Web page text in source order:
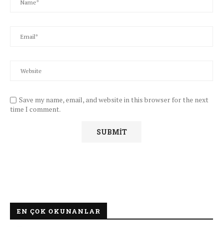
Save my name, email, and website in this browser for the next
time I comment.
EN ÇOK OKUNANLAR